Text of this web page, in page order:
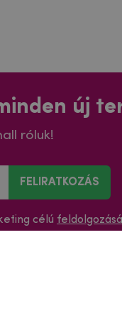
új
róluk!
FELIRATKOZÁS
célú